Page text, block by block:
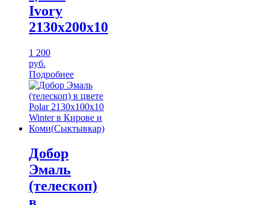
Ivory
2130х200х10
1 200
руб.
Подробнее
Добор
Эмаль
(телескоп)